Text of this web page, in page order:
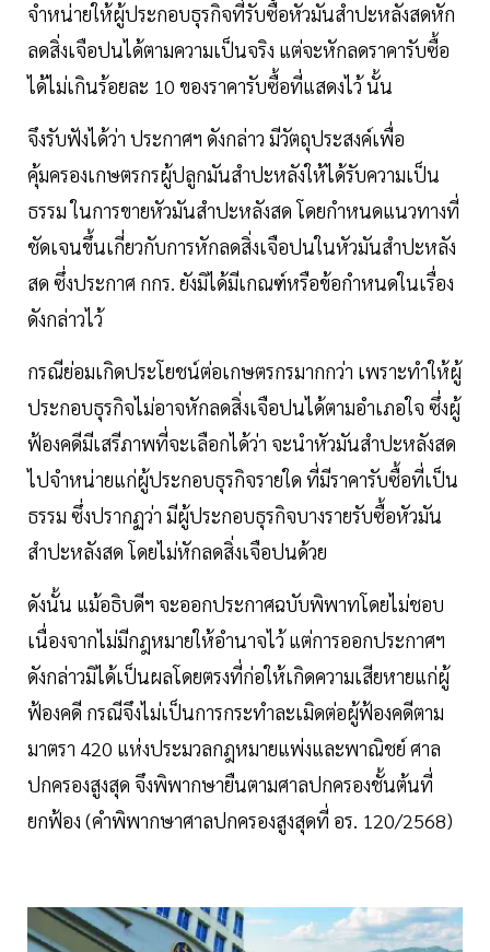
จำหน่ายให้ผู้ประกอบธุรกิจที่รับซื้อหัวมันสำปะหลังสดหัก
ลดสิ่งเจือปนได้ตามความเป็นจริง แต่จะหักลดราคารับซื้อ
ได้ไม่เกินร้อยละ 10 ของราคารับซื้อที่แสดงไว้ นั้น
จึงรับฟังได้ว่า ประกาศฯ ดังกล่าว มีวัตถุประสงค์เพื่อ
คุ้มครองเกษตรกรผู้ปลูกมันสำปะหลังให้ได้รับความเป็น
ธรรม ในการขายหัวมันสำปะหลังสด โดยกำหนดแนวทางที่
ชัดเจนขึ้นเกี่ยวกับการหักลดสิ่งเจือปนในหัวมันสำปะหลัง
สด ซึ่งประกาศ กกร. ยังมิได้มีเกณฑ์หรือข้อกำหนดในเรื่อง
ดังกล่าวไว้
กรณีย่อมเกิดประโยชน์ต่อเกษตรกรมากกว่า เพราะทำให้ผู้
ประกอบธุรกิจไม่อาจหักลดสิ่งเจือปนได้ตามอำเภอใจ ซึ่งผู้
ฟ้องคดีมีเสรีภาพที่จะเลือกได้ว่า จะนำหัวมันสำปะหลังสด
ไปจำหน่ายแก่ผู้ประกอบธุรกิจรายใด ที่มีราคารับซื้อที่เป็น
ธรรม ซึ่งปรากฏว่า มีผู้ประกอบธุรกิจบางรายรับซื้อหัวมัน
สำปะหลังสด โดยไม่หักลดสิ่งเจือปนด้วย
ดังนั้น แม้อธิบดีฯ จะออกประกาศฉบับพิพาทโดยไม่ชอบ
เนื่องจากไม่มีกฎหมายให้อำนาจไว้ แต่การออกประกาศฯ
ดังกล่าวมิได้เป็นผลโดยตรงที่ก่อให้เกิดความเสียหายแก่ผู้
ฟ้องคดี กรณีจึงไม่เป็นการกระทำละเมิดต่อผู้ฟ้องคดีตาม
มาตรา 420 แห่งประมวลกฎหมายแพ่งและพาณิชย์ ศาล
ปกครองสูงสุด จึงพิพากษายืนตามศาลปกครองชั้นต้นที่
ยกฟ้อง (คำพิพากษาศาลปกครองสูงสุดที่ อร. 120/2568)